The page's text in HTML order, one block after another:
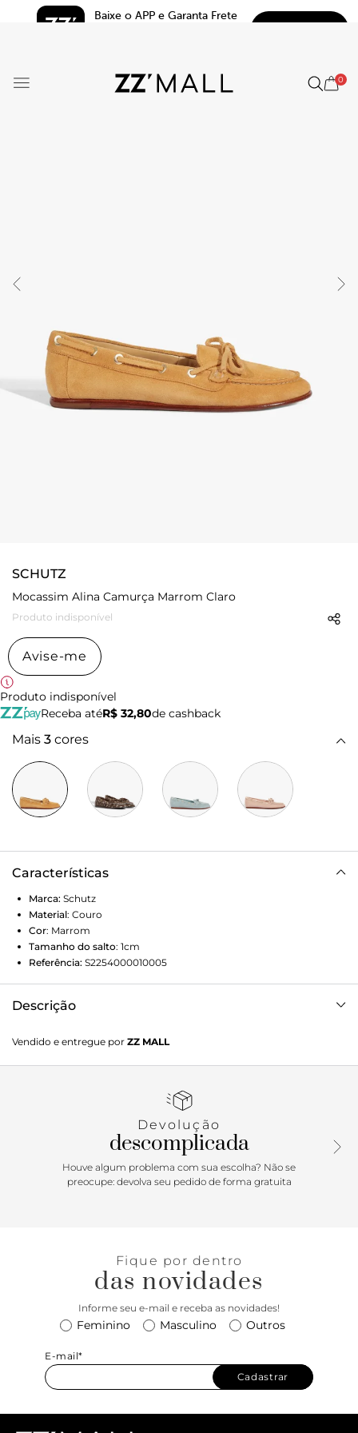
Baixe o APP e Garanta Frete
0
SCHUTZ
Mocassim Alina Camurça Marrom Claro
Produto indisponível
Avise-me
Produto indisponível
Receba atéR$ 32,80de cashback
Mais 3 cores
Características
Marca: Schutz
Material: Couro
Cor: Marrom
Tamanho do salto: 1cm
Referência: S2254000010005
Descrição
costura aparente no cabedal, detalhe de laço na parte
superior e aplicação de ilhós dourados ao redor.
Vendido e entregue por ZZ MALL
Devolução
descomplicada
Houve algum problema com sua escolha? Não se
preocupe: devolva seu pedido de forma gratuita
Fique por dentro
das novidades
Informe seu e-mail e receba as novidades!
Feminino Masculino Outros
E-mail*
Cadastrar